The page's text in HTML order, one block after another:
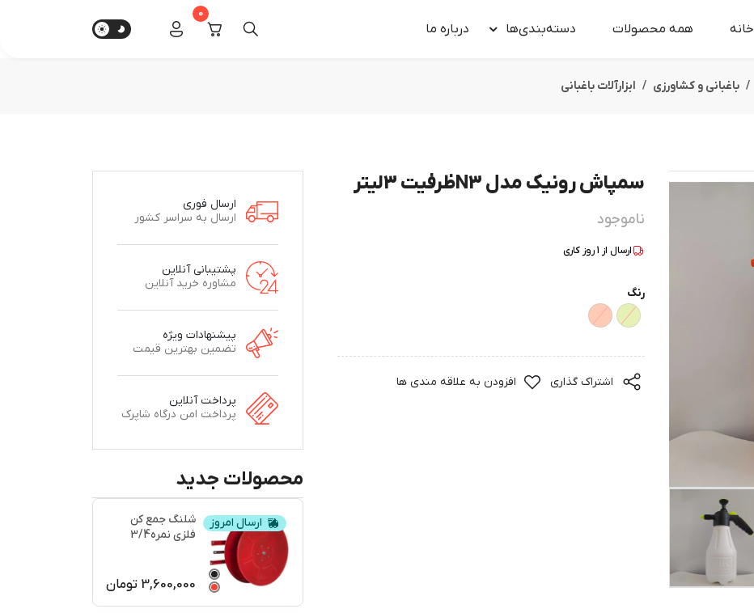
خانه همه محصولات دسته‌بندی‌ها درباره‌ ما
0
باغبانی و کشاورزی ابزارآلات باغبانی
سمپاش رونیک مدل N3ظرفیت 3لیتر
ناموجود
ارسال از 1روز کاری
رنگ
اشتراک گذاری افزودن به علاقه مندی ها
ارسال فوری
ارسال به سراسر کشور
پشتیبانی آنلاین
مشاوره خرید آنلاین
پیشنهادات ویژه
تضمین بهترین قیمت
پرداخت آنلاین
پرداخت امن درگاه شاپرک
محصولات جدید
ارسال امروز
شلنگ جمع کن
فلزی نمره3/4
3,600,000 تومان